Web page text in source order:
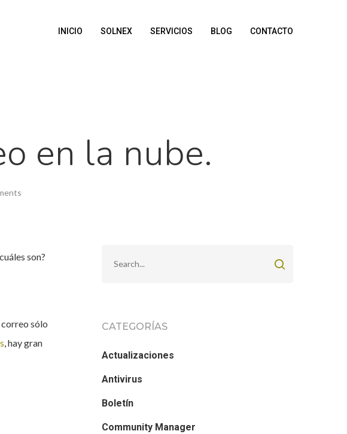
INICIO SOLNEX SERVICIOS BLOG CONTACTO
en la nube.
son?
correo sólo
, hay gran
CATEGORÍAS
Actualizaciones
Antivirus
Boletín
Community Manager